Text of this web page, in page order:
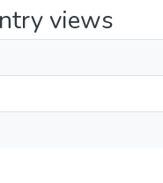
views